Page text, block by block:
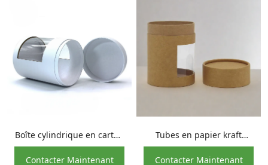
Boîte cylindrique en carton
blanc avec fenêtre en PVC
| Stockage du papier
Contacter Maintenant
Tubes en papier kraft
biodégradables pour
snacks | Emballage
Contacter Maintenant